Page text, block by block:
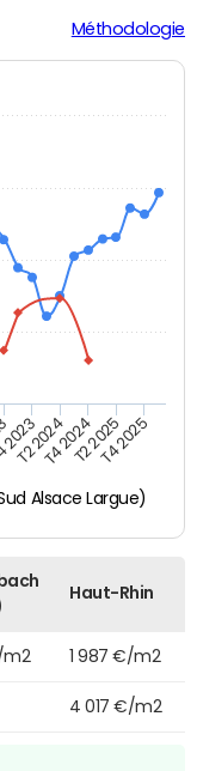
Méthodologie
Alsace Largue)
T2 2024T4 2024T2 2025T4 2025
Haut-Rhin
m2 1 987 €/m2
4 017 €/m2